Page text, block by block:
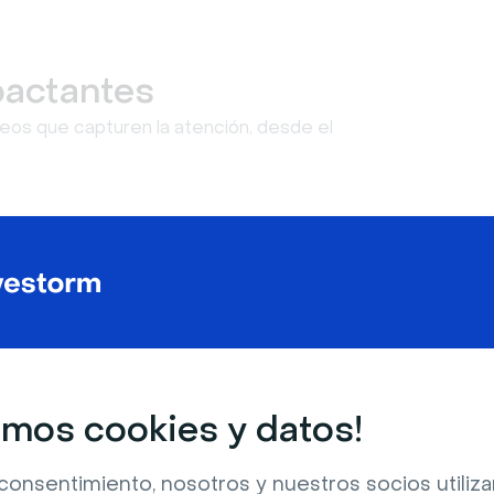
cookies y datos!
nosotros y nuestros socios
que capturen la atención, desde el